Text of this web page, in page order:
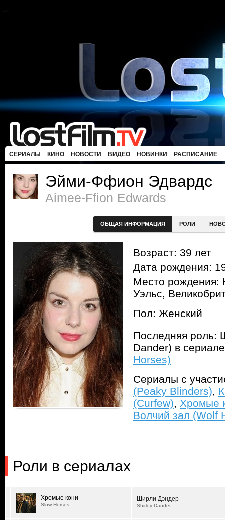
СЕРИАЛЫ КИНО НОВОСТИ ВИДЕО НОВИНКИ РАСПИСАНИЕ
Эйми-Ффион Эдвардс
Aimee-Ffion Edwards
ОБЩАЯ ИНФОРМАЦИЯ РОЛИ
Возраст: 39 лет
Дата рождения:
Место
Уэльс,
Пол: Женский
Последняя роль:
Dander) в
Horses)
Сериалы с
(Peaky Blinders),
(Curfew), Хромые
Волчий зал (Wolf
Роли в сериалах
Хромые кони
Slow Horses
Ширли Дэндер
Shirley Dander